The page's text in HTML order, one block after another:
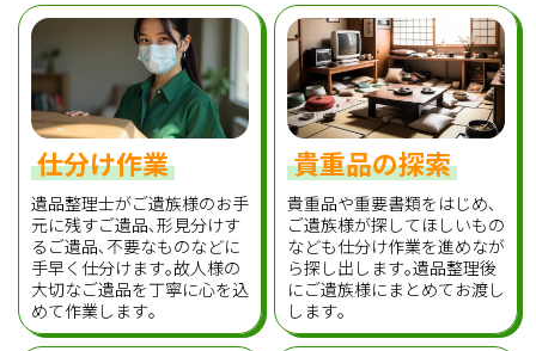
仕分け作業
遺品整理士がご遺族様のお手
元に残すご遺品､形見分けす
るご遺品､不要なものなどに
手早く仕分けます｡故人様の
大切なご遺品を丁寧に心を込
めて作業します｡
貴重品の探索
貴重品や重要書類をはじめ､
ご遺族様が探してほしいもの
なども仕分け作業を進めなが
ら探し出します｡遺品整理後
にご遺族様にまとめてお渡し
します｡